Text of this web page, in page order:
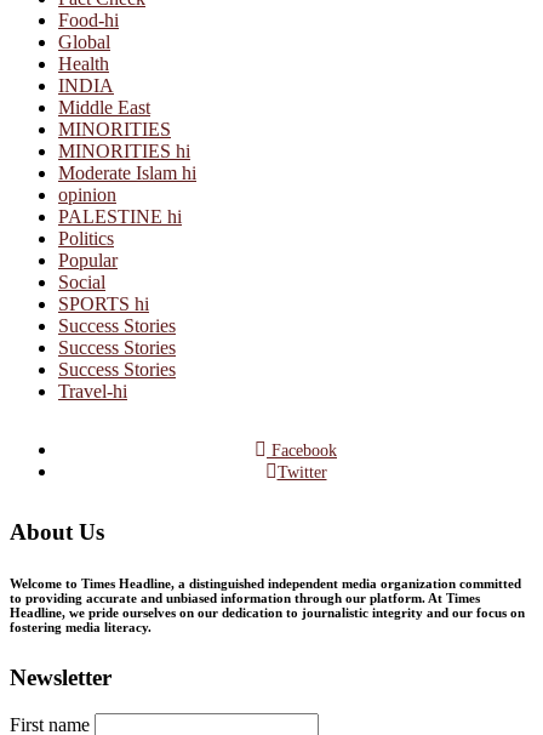
Food-hi
Global
Health
INDIA
Middle East
MINORITIES
MINORITIES hi
Moderate Islam hi
opinion
PALESTINE hi
Politics
Popular
Social
SPORTS hi
Success Stories
Success Stories
Success Stories
Travel-hi
Facebook
Twitter
About Us
Welcome to Times Headline, a distinguished independent media organization committed
to providing accurate and unbiased information through our platform. At Times
Headline, we pride ourselves on our dedication to journalistic integrity and our focus on
fostering media literacy.
Newsletter
First name